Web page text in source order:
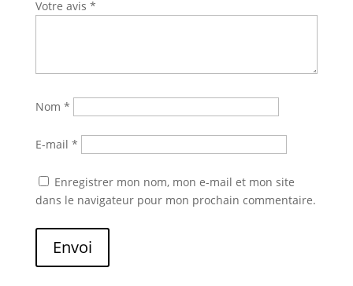
Votre avis *
Nom *
E-mail *
Enregistrer mon nom, mon e-mail et mon site
dans le navigateur pour mon prochain commentaire.
Envoi